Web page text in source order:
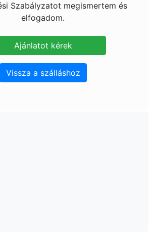
Szabályzatot megismertem és
elfogadom.
Vissza a szálláshoz